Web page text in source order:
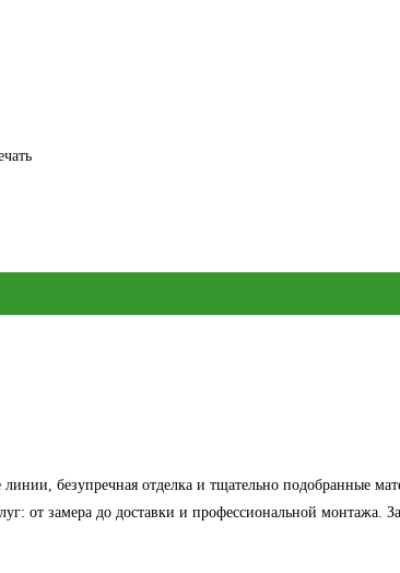
безупречная отделка и тщательно подобранные
от замера до доставки и профессиональной монтажа.